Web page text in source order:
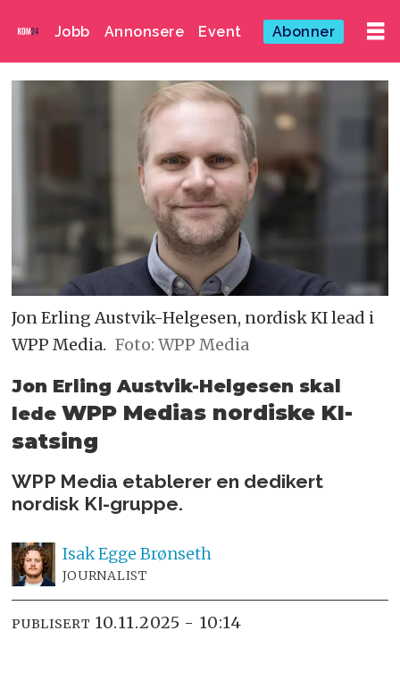
Jobb Annonsere Event Abonner
Jon Erling Austvik-Helgesen, nordisk KI lead i
WPP Media. Foto: WPP Media
Jon Erling Austvik-Helgesen skal
ledeWPP Medias nordiske KI-
satsing
WPP Media etablerer en dedikert
nordisk KI-gruppe.
IsakEgge Brønseth
JOURNALIST
PUBLISERT 10.11.2025 - 10:14